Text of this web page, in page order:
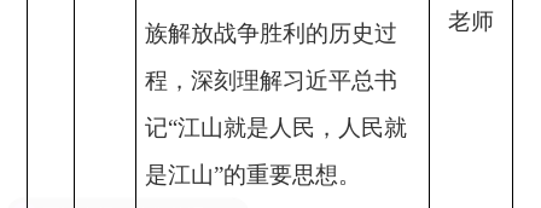
族解放战争胜利的历史过
程，深刻理解习近平总书
记“江山就是人民，人民就
是江山”的重要思想。
老师